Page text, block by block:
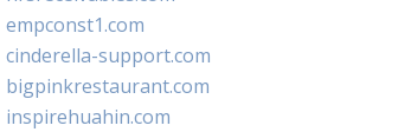
empconst1.com
cinderella-support.com
bigpinkrestaurant.com
inspirehuahin.com